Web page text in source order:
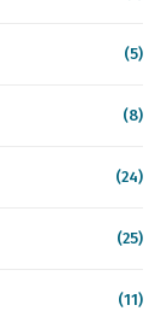
(5)
(8)
(24)
(25)
(11)